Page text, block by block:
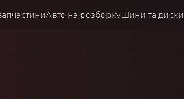
Авто на розборкуШини та диски